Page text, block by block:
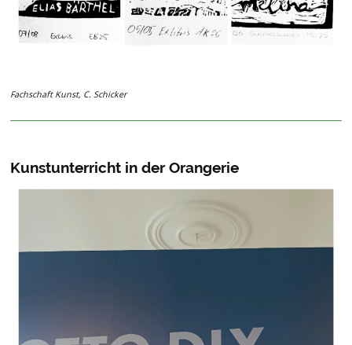
Fachschaft Kunst, C. Schicker
Kunstunterricht in der Orangerie